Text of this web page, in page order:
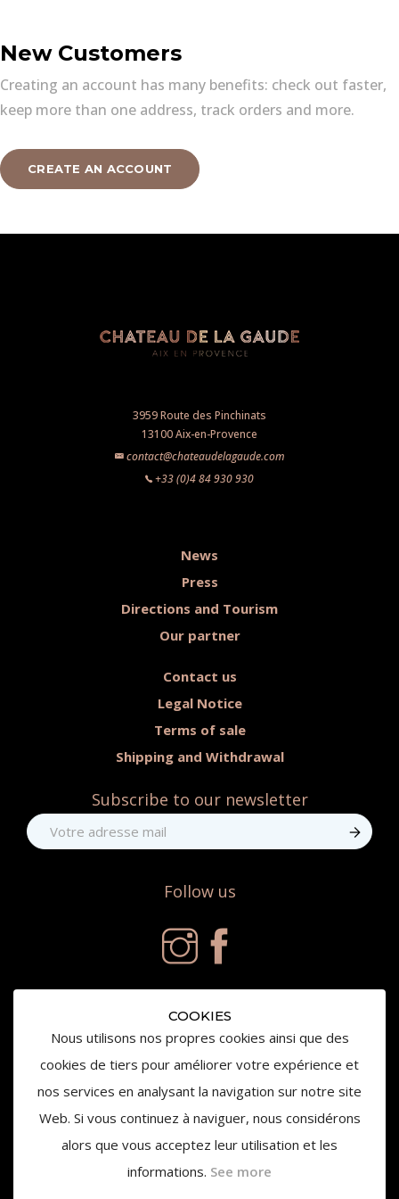
New Customers
Creating an account has many benefits: check out faster,
keep more than one address, track orders and more.
CREATE AN ACCOUNT
COOKIES
Nous utilisons nos propres cookies ainsi que des
cookies de tiers pour améliorer votre expérience et
nos services en analysant la navigation sur notre site
Web. Si vous continuez à naviguer, nous considérons
alors que vous acceptez leur utilisation et les
informations. See more
3959 Route des Pinchinats
13100 Aix-en-Provence
contact@chateaudelagaude.com
+33 (0)4 84 930 930
News
Press
Directions and Tourism
Our partner
Contact us
Legal Notice
Terms of sale
Shipping and Withdrawal
Subscribe to our newsletter
Follow us
© 2019 Château de la Gaude - All right reserved